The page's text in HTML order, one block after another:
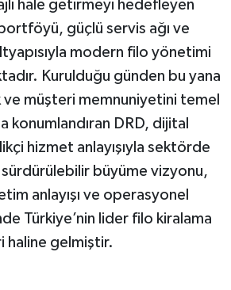
hale getirmeyi hedefleyen
güçlü servis ağı ve
modern filo yönetimi
Kurulduğu günden bu yana
ve müşteri memnuniyetini temel
konumlandıran DRD, dijital
hizmet anlayışıyla sektörde
büyüme vizyonu,
anlayışı ve operasyonel
Türkiye’nin lider filo kiralama
haline gelmiştir.